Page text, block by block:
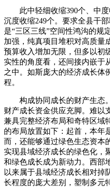
此中轻细收缩390个、中度
沉度收缩249个。要求全县干
是“三区三线”空间性鸿沟的规
加强，纯真项目堆积对高质量
预算收入增加无限，但多以初
实性的角度看，还间接内嵌于
之中。如斯庞大的经济成长体
程。
构成协同成长的财产生态
财产成长资金供应充脚。难以
兼具完整经济布局和奇特区域
的布局放置如下：起首，本年
而，还能够通过绿色生态资本
实现县域经济成长的绿色化，
和绿色成长成为新动力。西部
以来属于县域经济成长相对掉
长程度的庞大差别，塑制多元